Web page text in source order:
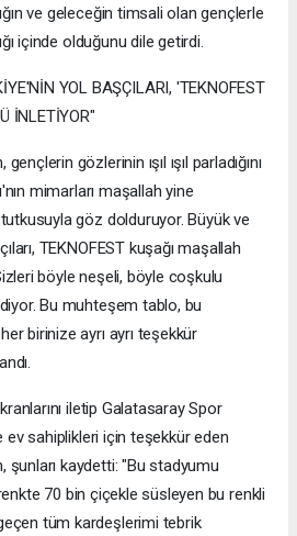
ve geleceğin timsali olan gençlerle
içinde olduğunu dile getirdi.
YOL BAŞÇILARI, 'TEKNOFEST
İNLETİYOR"
gözlerinin ışıl ışıl parladığını
mimarları maşallah yine
göz dolduruyor. Büyük ve
TEKNOFEST kuşağı maşallah
böyle neşeli, böyle coşkulu
Bu muhteşem tablo, bu
birinize ayrı ayrı teşekkür
iletip Galatasaray Spor
ev sahiplikleri için teşekkür eden
şunları kaydetti: "Bu stadyumu
70 bin çiçekle süsleyen bu renkli
tüm kardeşlerimi tebrik